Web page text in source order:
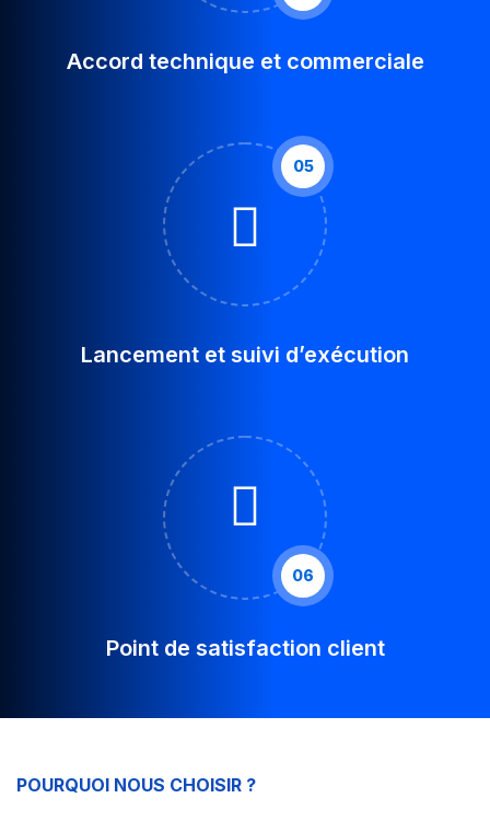
Accord technique et commerciale
05
Lancement et suivi d’exécution
06
Point de satisfaction client
POURQUOI NOUS CHOISIR ?